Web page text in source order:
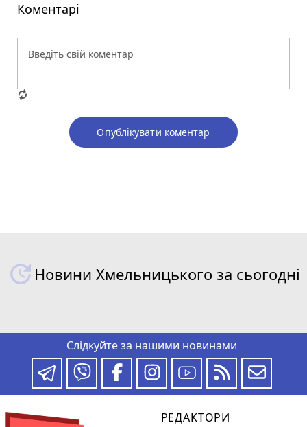
Коментарі
Опублікувати коментар
Новини Хмельницького за сьогодні
Слідкуйте за нашими новинами
РЕДАКТОРИ